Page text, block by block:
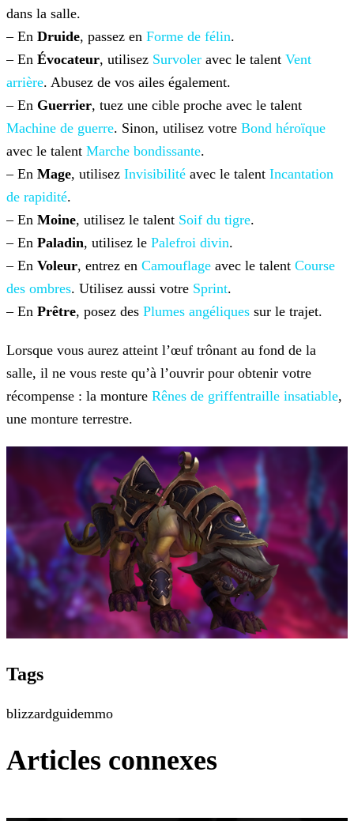
dans la salle.
– En Druide, passez en Forme de félin.
– En Évocateur, utilisez Survoler avec le talent Vent
arrière. Abusez de vos ailes également.
– En Guerrier, tuez une cible proche avec le talent
Machine de guerre. Sinon, utilisez votre Bond héroïque
avec le talent Marche bondissante.
– En Mage, utilisez Invisibilité avec le talent Incantation
de rapidité.
– En Moine, utilisez le talent Soif du tigre.
– En Paladin, utilisez le Palefroi divin.
– En Voleur, entrez en Camouflage avec le talent Course
des ombres. Utilisez aussi votre Sprint.
– En Prêtre, posez des Plumes angéliques sur le trajet.
Lorsque vous aurez atteint l’œuf trônant au fond de la
salle, il ne vous reste qu’à l’ouvrir pour obtenir votre
récompense : la monture Rênes de griffentraille insatiable,
une monture terrestre.
Tags
blizzardguidemmo
Articles connexes